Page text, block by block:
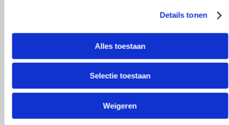
Details tonen
Alles toestaan
Selectie toestaan
Weigeren